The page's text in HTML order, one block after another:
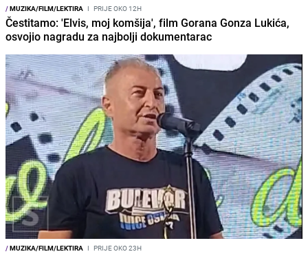
/MUZIKA/FILM/LEKTIRA I PRIJE OKO 12H
Čestitamo: 'Elvis, moj komšija', film Gorana Gonza Lukića,
osvojio nagradu za najbolji dokumentarac
/MUZIKA/FILM/LEKTIRA I PRIJE OKO 23H